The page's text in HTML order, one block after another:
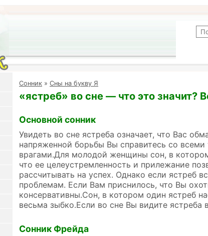
Cонник » Сны на букву Я
«ястреб» во сне — что это значит?
Основной сонник
Увидеть во сне ястреба означает, что Вас
напряженной борьбы Вы справитесь со
врагами.Для молодой женщины сон, в
что ее целеустремленность и прилежание
рассчитывать на успех. Однако если ястреб
проблемам. Если Вам приснилось, что Вы
консервативны.Сон, в котором один ястреб
весьма зыбко.Если во сне Вы видите
Сонник Фрейда